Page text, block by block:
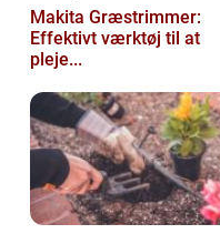
Makita Græstrimmer:
Effektivt værktøj til at
pleje...